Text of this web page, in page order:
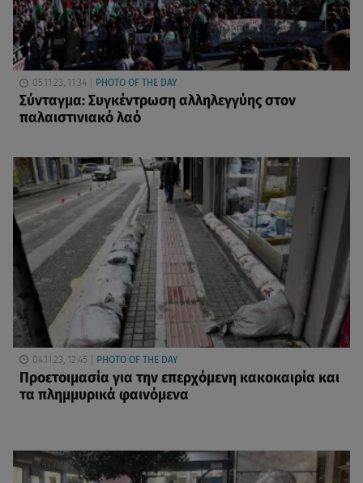
05.11.23, 11:34 PHOTO OF THE DAY
Σύνταγμα: Συγκέντρωση αλληλεγγύης στον
παλαιστινιακό λαό
04.11.23, 12:45 PHOTO OF THE DAY
Προετοιμασία για την επερχόμενη κακοκαιρία και
τα πλημμυρικά φαινόμενα